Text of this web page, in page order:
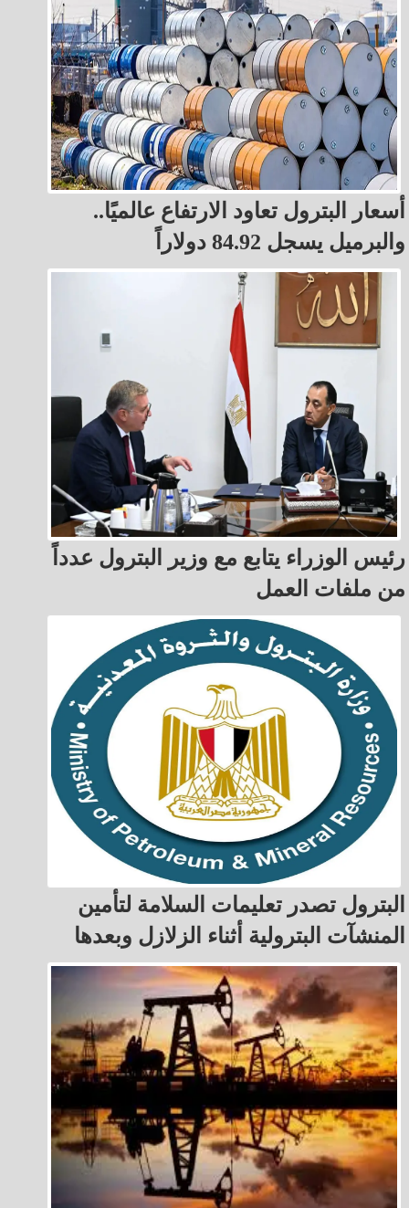
أسعار البترول تعاود الارتفاع عالميًا..
والبرميل يسجل 84.92 دولاراً
رئيس الوزراء يتابع مع وزير البترول عدداً
من ملفات العمل
البترول تصدر تعليمات السلامة لتأمين
المنشآت البترولية أثناء الزلازل وبعدها